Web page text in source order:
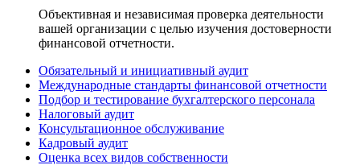
Объективная и независимая проверка деятельности
вашей организации с целью изучения достоверности
финансовой отчетности.
Обязательный и инициативный аудит
Международные стандарты финансовой отчетности
Подбор и тестирование бухгалтерского персонала
Налоговый аудит
Консультационное обслуживание
Кадровый аудит
Оценка всех видов собственности